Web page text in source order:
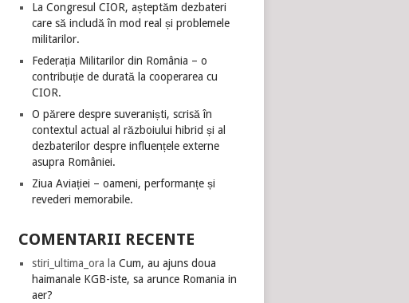
La Congresul CIOR, așteptăm dezbateri
care să includă în mod real și problemele
militarilor.
Federația Militarilor din România – o
contribuție de durată la cooperarea cu
CIOR.
O părere despre suveraniști, scrisă în
contextul actual al războiului hibrid și al
dezbaterilor despre influențele externe
asupra României.
Ziua Aviației – oameni, performanțe și
revederi memorabile.
COMENTARII RECENTE
stiri_ultima_ora laCum, au ajuns doua
haimanale KGB-iste, sa arunce Romania in
aer?